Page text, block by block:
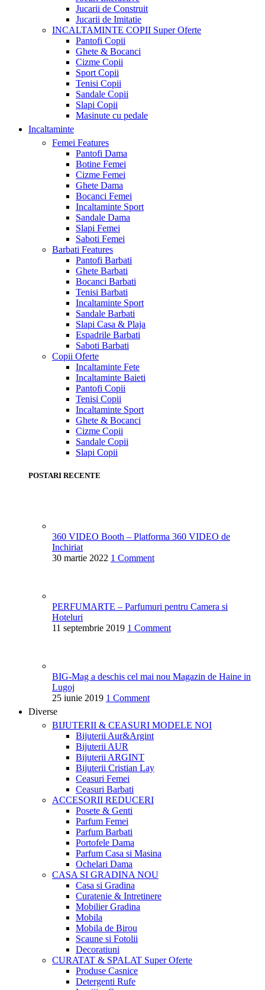
Jucarii de Construit
Jucarii de Imitatie
INCALTAMINTE COPII Super Oferte
Pantofi Copii
Ghete & Bocanci
Cizme Copii
Sport Copii
Tenisi Copii
Sandale Copii
Slapi Copii
Masinute cu pedale
Incaltaminte
Femei Features
Pantofi Dama
Botine Femei
Cizme Femei
Ghete Dama
Bocanci Femei
Incaltaminte Sport
Sandale Dama
Slapi Femei
Saboti Femei
Barbati Features
Pantofi Barbati
Ghete Barbati
Bocanci Barbati
Tenisi Barbati
Incaltaminte Sport
Sandale Barbati
Slapi Casa & Plaja
Espadrile Barbati
Saboti Barbati
Copii Oferte
Incaltaminte Fete
Incaltaminte Baieti
Pantofi Copii
Tenisi Copii
Incaltaminte Sport
Ghete & Bocanci
Cizme Copii
Sandale Copii
Slapi Copii
POSTARI RECENTE
360 VIDEO Booth – Platforma 360 VIDEO de
Inchiriat
30 martie 2022 1 Comment
PERFUMARTE – Parfumuri pentru Camera si
Hoteluri
11 septembrie 2019 1 Comment
BIG-Mag a deschis cel mai nou Magazin de Haine in
Lugoj
25 iunie 2019 1 Comment
Diverse
BIJUTERII & CEASURI MODELE NOI
Bijuterii Aur&Argint
Bijuterii AUR
Bijuterii ARGINT
Bijuterii Cristian Lay
Ceasuri Femei
Ceasuri Barbati
ACCESORII REDUCERI
Posete & Genti
Parfum Femei
Parfum Barbati
Portofele Dama
Parfum Casa si Masina
Ochelari Dama
CASA SI GRADINANOU
Casa si Gradina
Curatenie & Intretinere
Mobilier Gradina
Mobila
Mobila de Birou
Scaune si Fotolii
Decoratiuni
CURATAT & SPALAT Super Oferte
Produse Casnice
Detergenti Rufe